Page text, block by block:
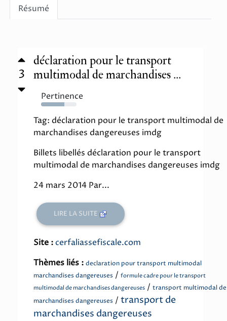
Résumé
3
déclaration pour le transport
multimodal de marchandises ...
Pertinence
66%
Tag: déclaration pour le transport multimodal de
marchandises dangereuses imdg
Billets libellés déclaration pour le transport
multimodal de marchandises dangereuses imdg
24 mars 2014 Par...
LIRE LA SUITE
Site :cerfaliassefiscale.com
Thèmes liés : declaration pour transport multimodal
marchandises dangereuses / formule cadre pour le transport
multimodal de marchandises dangereuses / transport multimodal de
marchandises dangereuses / transport de
marchandises dangereuses